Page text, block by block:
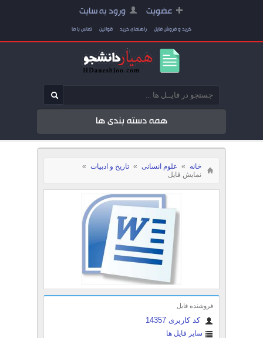
عضویت ورود به سایت
خرید و فروش فایل راهنمای خرید قوانین تماس با ما
همه دسته بندی ها
خانه » علوم انسانی » تاریخ و ادبیات »
نمایش فایل
فروشنده فایل
کد کاربری 14357
سایر فایل ها